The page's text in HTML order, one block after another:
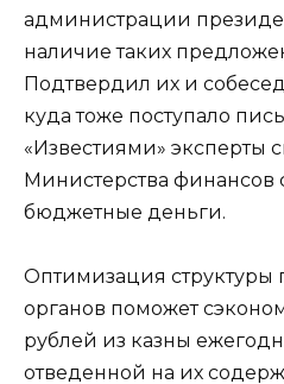
администрации
наличие таких
Подтвердил их и
куда тоже поступало
«Известиями» эксперты
Министерства финансов
бюджетные деньги.
Оптимизация структуры
органов поможет
рублей из казны
отведенной на их